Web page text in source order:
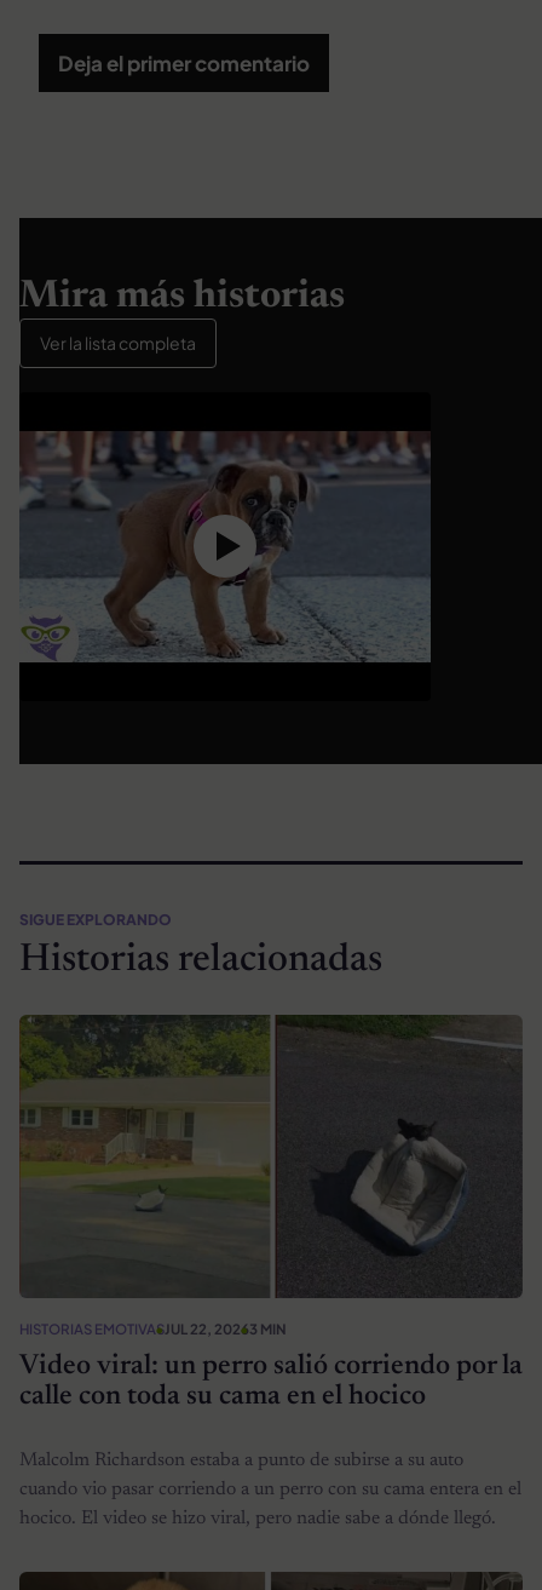
Deja el primer comentario
Mira más historias
Ver la lista completa
SIGUE EXPLORANDO
Historias relacionadas
HISTORIAS EMOTIVASJUL 22, 20263 MIN
Video viral: un perro salió corriendo por la
calle con toda su cama en el hocico
Malcolm Richardson estaba a punto de subirse a su auto
cuando vio pasar corriendo a un perro con su cama entera en el
hocico. El video se hizo viral, pero nadie sabe a dónde llegó.